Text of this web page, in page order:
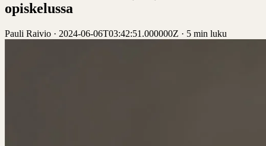
opiskelussa
Pauli Raivio · 2024-06-06T03:42:51.000000Z · 5 min luku